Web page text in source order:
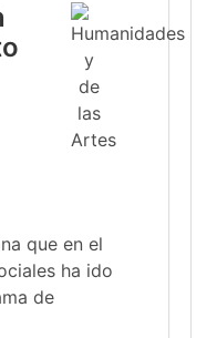
que en el
ha ido
de